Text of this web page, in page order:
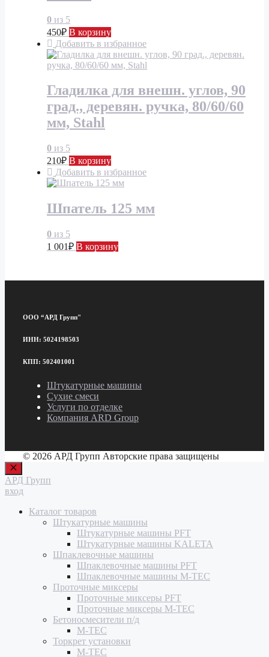
0 из 5
450₽ В корзину
Добавить в избранное
Гладилка для внешн. углов, 90
град., деревян. ручка, 80/60/60
мм, Stahl
0 из 5
210₽ В корзину
Добавить в избранное
Шпатель 125 мм
0 из 5
1 001₽ В корзину
ООО “АРД Групп"
ИНН: 5024198503
КПП: 502401001
Штукатурные машины
Сухие смеси
Услуги по отделке
Компания ARD Group
© 2026 АРД Групп Авторские права защищены
Закрыть
АРД Групп
вход
Каталог товаров
Штукатурные машины
Штукатурные машины PFT
Штукатурные машины KALETA
Шпаклевочные машины
Шпаклевочные машины PFT
Шпаклевочные машины M-TEC
Проточные миксеры
Проточные миксеры PFT
Проточные миксеры M-TEC
Бетоносмесители п/д
M-TEC
Торкрет установки
M-TEC